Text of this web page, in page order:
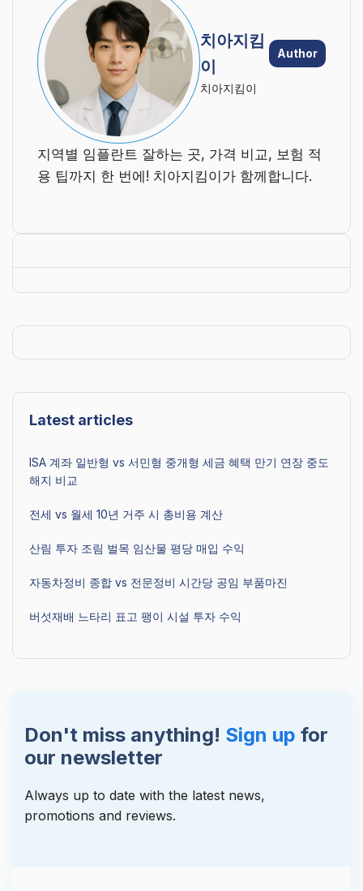
치아지킴
이
Author
치아지킴이
지역별 임플란트 잘하는 곳, 가격 비교, 보험 적
용 팁까지 한 번에! 치아지킴이가 함께합니다.
Latest articles
ISA 계좌 일반형 vs 서민형 중개형 세금 혜택 만기 연장 중도
해지 비교
전세 vs 월세 10년 거주 시 총비용 계산
산림 투자 조림 벌목 임산물 평당 매입 수익
자동차정비 종합 vs 전문정비 시간당 공임 부품마진
버섯재배 느타리 표고 팽이 시설 투자 수익
Don't miss anything! Sign up for
our newsletter
Always up to date with the latest news,
promotions and reviews.